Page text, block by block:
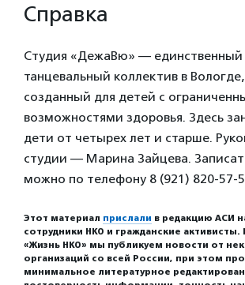
Справка
Студия «ДежаВю» — единственный
танцевальный коллектив в
созданный для детей с
возможностями здоровья. Здесь
дети от четырех лет и старше.
студии — Марина Зайцева.
можно по телефону 8 (921) 820-57-
Этот материал прислали в редакцию АСИ
сотрудники НКО и гражданские активисты.
«Жизнь НКО» мы публикуем новости от
организаций со всей России, при этом
минимальное литературное